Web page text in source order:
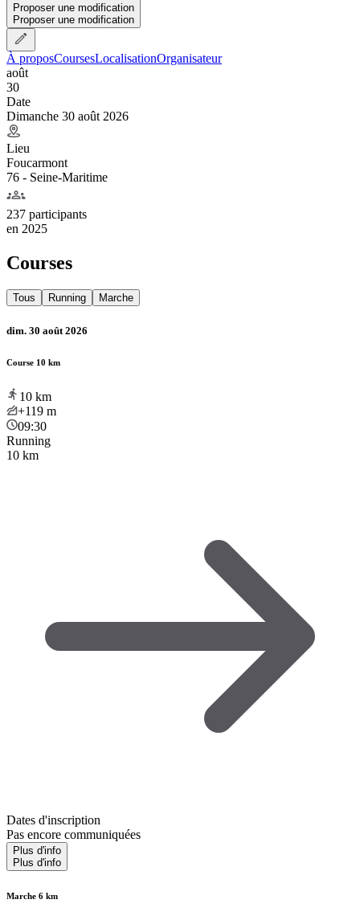
Proposer une modification
Proposer une modification
À proposCoursesLocalisationOrganisateur
août
30
Date
Dimanche 30 août 2026
Lieu
Foucarmont
76 - Seine-Maritime
237 participants
en 2025
Courses
Tous Running Marche
dim. 30 août 2026
Course 10 km
10 km
+119 m
09:30
Running
10 km
Dates d'inscription
Pas encore communiquées
Plus d'info
Plus d'info
Marche 6 km